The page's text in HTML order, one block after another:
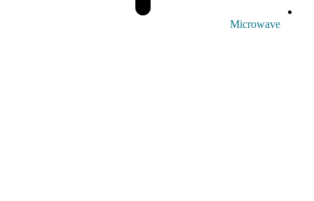
Microwave